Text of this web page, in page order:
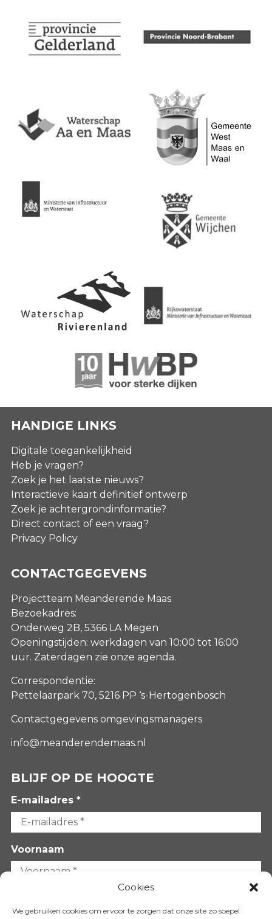
Cookies
We gebruiken cookies om ervoor te zorgen dat onze site zo soepel
HANDIGE LINKS
Digitale toegankelijkheid
Heb je vragen?
Zoek je het laatste nieuws?
Interactieve kaart definitief ontwerp
Zoek je achtergrondinformatie?
Direct contact of een vraag?
Privacy Policy
CONTACTGEGEVENS
Projectteam Meanderende Maas
Bezoekadres:
Onderweg 2B, 5366 LA Megen
Openingstijden: werkdagen van 10:00 tot 16:00
uur. Zaterdagen zie onze agenda.
Correspondentie:
Pettelaarpark 70, 5216 PP ‘s-Hertogenbosch
Contactgegevens omgevingsmanagers
info@meanderendemaas.nl
BLIJF OP DE HOOGTE
E-mailadres *
Voornaam